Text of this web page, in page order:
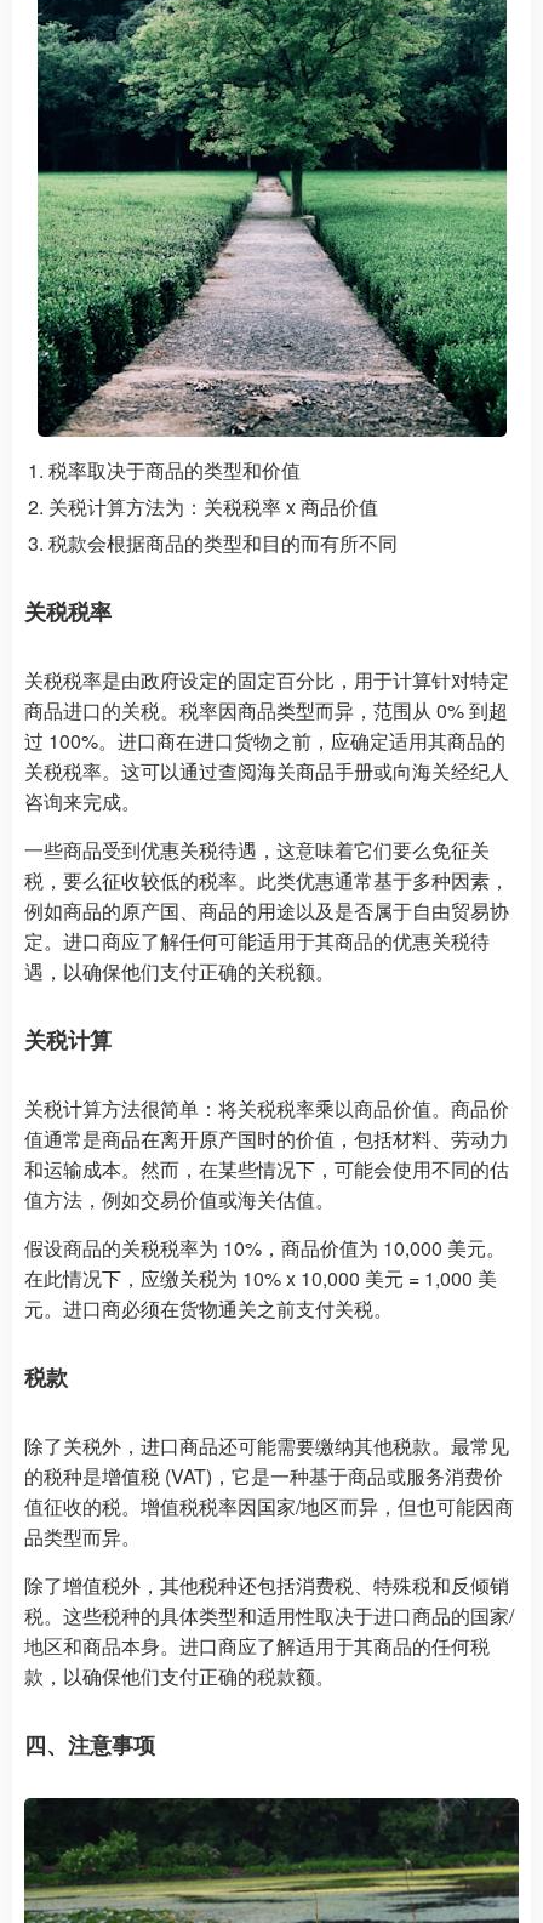
税率取决于商品的类型和价值
关税计算方法为：关税税率 x 商品价值
税款会根据商品的类型和目的而有所不同
关税税率
关税税率是由政府设定的固定百分比，用于计算针对特定
商品进口的关税。税率因商品类型而异，范围从 0% 到超
过 100%。进口商在进口货物之前，应确定适用其商品的
关税税率。这可以通过查阅海关商品手册或向海关经纪人
咨询来完成。
一些商品受到优惠关税待遇，这意味着它们要么免征关
税，要么征收较低的税率。此类优惠通常基于多种因素，
例如商品的原产国、商品的用途以及是否属于自由贸易协
定。进口商应了解任何可能适用于其商品的优惠关税待
遇，以确保他们支付正确的关税额。
关税计算
关税计算方法很简单：将关税税率乘以商品价值。商品价
值通常是商品在离开原产国时的价值，包括材料、劳动力
和运输成本。然而，在某些情况下，可能会使用不同的估
值方法，例如交易价值或海关估值。
假设商品的关税税率为 10%，商品价值为 10,000 美元。
在此情况下，应缴关税为 10% x 10,000 美元 = 1,000 美
元。进口商必须在货物通关之前支付关税。
税款
除了关税外，进口商品还可能需要缴纳其他税款。最常见
的税种是增值税 (VAT)，它是一种基于商品或服务消费价
值征收的税。增值税税率因国家/地区而异，但也可能因商
品类型而异。
除了增值税外，其他税种还包括消费税、特殊税和反倾销
税。这些税种的具体类型和适用性取决于进口商品的国家/
地区和商品本身。进口商应了解适用于其商品的任何税
款，以确保他们支付正确的税款额。
四、注意事项